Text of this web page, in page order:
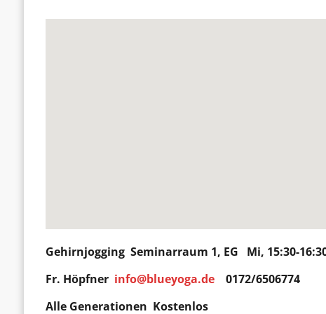
GehirnjoggingSeminarraum 1, EG Mi, 15:30-
Fr. Höpfner info@blueyoga.de 0172/6506774
Alle Generationen Kostenlos